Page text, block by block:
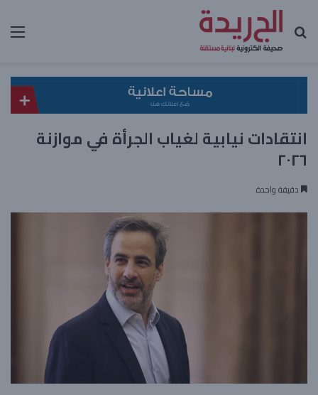
بحث عن
انتقادات نيابية لغياب الجرأة في موازنة
٢٠٢٦
دقيقة واحدة